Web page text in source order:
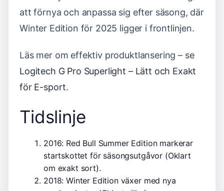
att förnya och anpassa sig efter säsong, där
Winter Edition för 2025 ligger i frontlinjen.
Läs mer om effektiv produktlansering – se
Logitech G Pro Superlight – Lätt och Exakt
för E-sport.
Tidslinje
2016: Red Bull Summer Edition markerar
startskottet för säsongsutgåvor (Oklart
om exakt sort).
2018: Winter Edition växer med nya